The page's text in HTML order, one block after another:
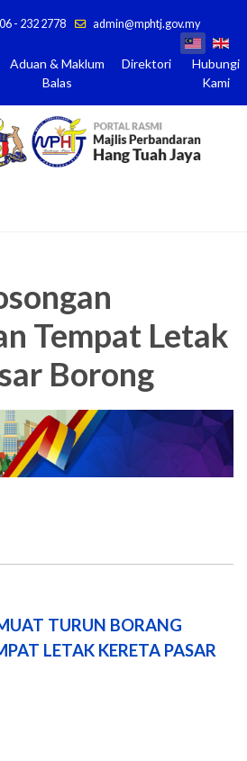
- 232 2778 admin@mphtj.gov.my
Aduan & Maklum
Balas
Direktori
Hubungi
Kami
Tempat Letak
Borong
TURUN BORANG
LETAK KERETA PASAR